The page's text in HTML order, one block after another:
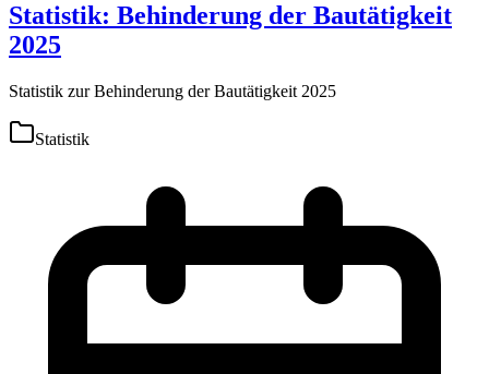
Statistik: Behinderung der Bautätigkeit
2025
Statistik zur Behinderung der Bautätigkeit 2025
Statistik